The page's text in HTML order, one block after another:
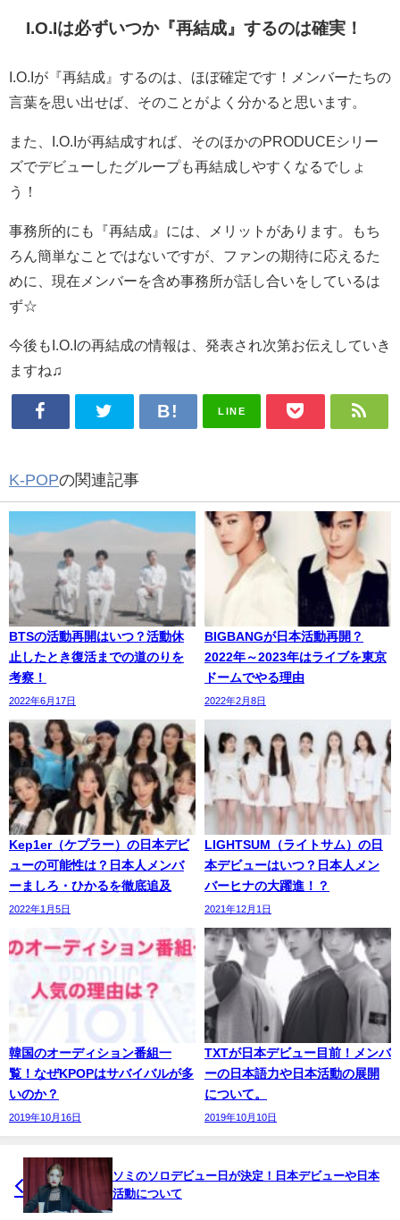
I.O.Iは必ずいつか『再結成』するのは確実！
I.O.Iが『再結成』するのは、ほぼ確定です！メンバーたちの
言葉を思い出せば、そのことがよく分かると思います。
また、I.O.Iが再結成すれば、そのほかのPRODUCEシリー
ズでデビューしたグループも再結成しやすくなるでしょ
う！
事務所的にも『再結成』には、メリットがあります。もち
ろん簡単なことではないですが、ファンの期待に応えるた
めに、現在メンバーを含め事務所が話し合いをしているは
ず☆
今後もI.O.Iの再結成の情報は、発表され次第お伝えしていき
ますね♫
LINE
K-POPの関連記事
BTSの活動再開はいつ？活動休
止したとき復活までの道のりを
考察！
2022年6月17日
BIGBANGが日本活動再開？
2022年～2023年はライブを東京
ドームでやる理由
2022年2月8日
Kep1er（ケプラー）の日本デビ
ューの可能性は？日本人メンバ
ーましろ・ひかるを徹底追及
2022年1月5日
LIGHTSUM（ライトサム）の日
本デビューはいつ？日本人メン
バーヒナの大躍進！？
2021年12月1日
韓国のオーディション番組一
覧！なぜKPOPはサバイバルが多
いのか？
2019年10月16日
TXTが日本デビュー目前！メンバ
ーの日本語力や日本活動の展開
について。
2019年10月10日
ソミのソロデビュー日が決定！日本デビューや日本
活動について